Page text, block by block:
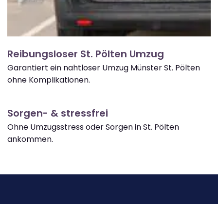
Reibungsloser St. Pölten Umzug
Garantiert ein nahtloser Umzug Münster St. Pölten
ohne Komplikationen.
Sorgen- & stressfrei
Ohne Umzugsstress oder Sorgen in St. Pölten
ankommen.